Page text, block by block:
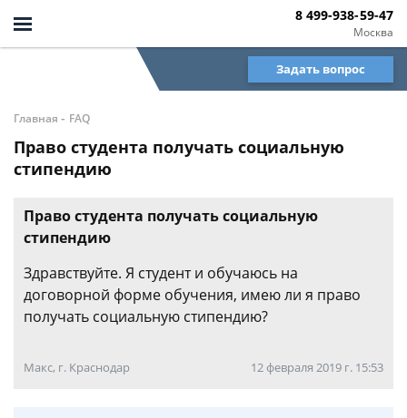
Москва
8 499-938-59-47
Задать вопрос
Главная - FAQ
Право студента получать социальную
стипендию
Право студента получать социальную
стипендию
Здравствуйте. Я студент и обучаюсь на
договорной форме обучения, имею ли я право
получать социальную стипендию?
Макс, г. Краснодар 12 февраля 2019 г. 15:53